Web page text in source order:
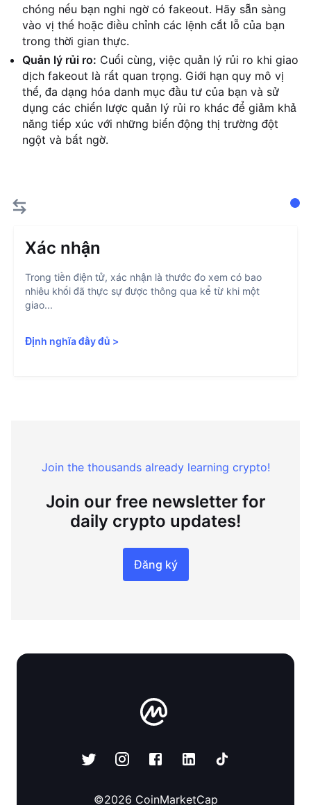
chóng nếu bạn nghi ngờ có fakeout. Hãy sẵn sàng
vào vị thế hoặc điều chỉnh các lệnh cắt lỗ của bạn
trong thời gian thực.
Quản lý rủi ro: Cuối cùng, việc quản lý rủi ro khi giao
dịch fakeout là rất quan trọng. Giới hạn quy mô vị
thế, đa dạng hóa danh mục đầu tư của bạn và sử
dụng các chiến lược quản lý rủi ro khác để giảm khả
năng tiếp xúc với những biến động thị trường đột
ngột và bất ngờ.
Xác nhận
Trong tiền điện tử, xác nhận là thước đo xem có bao
nhiêu khối đã thực sự được thông qua kể từ khi một
giao...
Định nghĩa đầy đủ >
Join the thousands already learning crypto!
Join our free newsletter for
daily crypto updates!
Đăng ký
©2026 CoinMarketCap